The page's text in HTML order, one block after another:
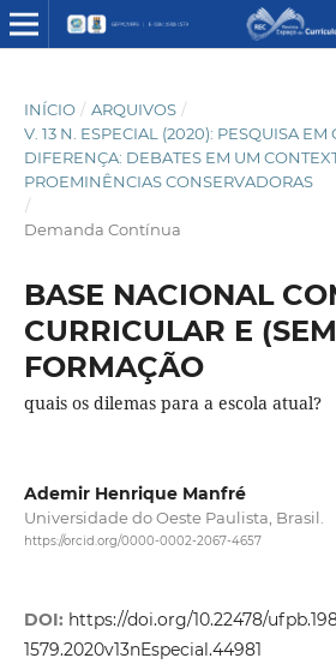
INÍCIO / ARQUIVOS /
V. 13 N. ESPECIAL (2020): PESQUISA EM
DIFERENÇA: DEBATES EM UM
PROEMINÊNCIAS CONSERVADORAS
/
Demanda Contínua
BASE NACIONAL
CURRICULAR E
FORMAÇÃO
quais os dilemas para a escola atual?
Ademir Henrique Manfré
Universidade do Oeste Paulista, Brasil.
https://orcid.org/0000-0002-2067-4657
DOI: https://doi.org/10.22478/
1579.2020v13nEspecial.44981